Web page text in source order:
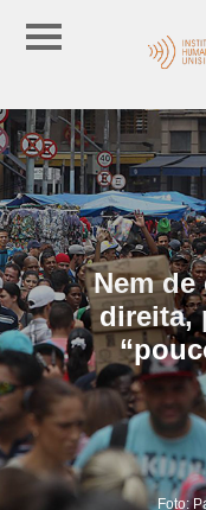
Nem de
direita,
Foto: